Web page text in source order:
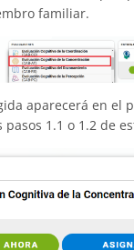
familiar.
aparecerá en el
1.1 o 1.2 de